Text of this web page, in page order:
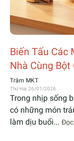
Biến Tấu Các
Nhà Cùng
Trâm MKT
Thứ Hai, 26/01/2026
Trong nhịp sống
có những món
làm dịu buổi...